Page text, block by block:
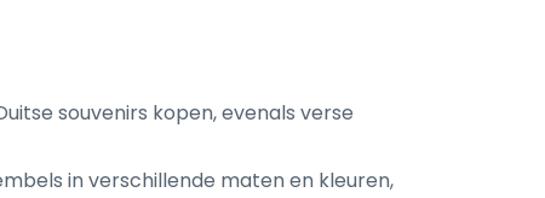
souvenirs kopen, evenals verse
in verschillende maten en kleuren,